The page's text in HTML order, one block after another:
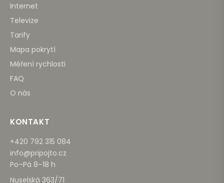
Internet
Televize
Tarify
Mapa pokrytí
Měření rychlosti
FAQ
O nás
KONTAKT
+420 792 315 084
info@pripojto.cz
Po–Pá 8–18 h
Nuselská 363/71